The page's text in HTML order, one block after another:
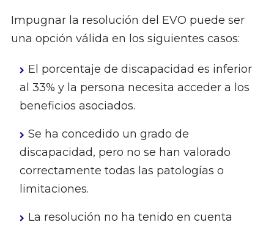
Impugnar la resolución del EVO puede ser
una opción válida en los siguientes casos:
El porcentaje de discapacidad es inferior
al 33% y la persona necesita acceder a los
beneficios asociados.
Se ha concedido un grado de
discapacidad, pero no se han valorado
correctamente todas las patologías o
limitaciones.
La resolución no ha tenido en cuenta